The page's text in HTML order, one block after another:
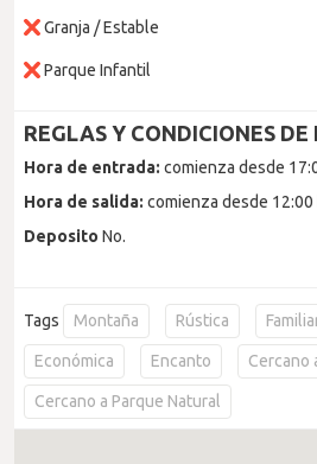
Granja / Estable
Parque Infantil
REGLAS Y CONDICIONES
Hora de entrada: comienza desde
Hora de salida: comienza desde 12:00
Deposito No.
Tags Montaña Rústica
Económica Encanto Cercano
Cercano a Parque Natural